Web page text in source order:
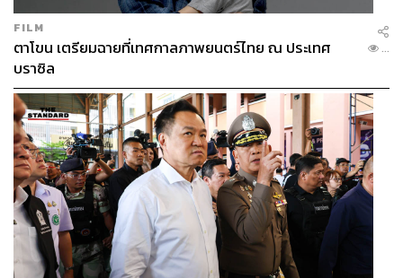
FILM
ตาโขน เตรียมฉายที่เทศกาลภาพยนตร์ไทย ณ ประเทศ
บราซิล
...